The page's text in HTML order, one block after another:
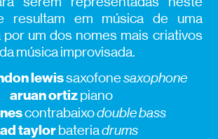
resultam em música de uma
um dos nomes mais criativos
música improvisada.
lewissaxofonesaxophone
aruan ortizpiano
contrabaixodouble bass
taylorbateriadrums